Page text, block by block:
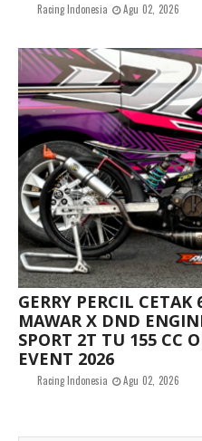
Racing Indonesia Agu 02, 2026
GERRY PERCIL
MAWAR X DND
SPORT 2T TU 155 CC
EVENT 2026
Racing Indonesia Agu 02, 2026